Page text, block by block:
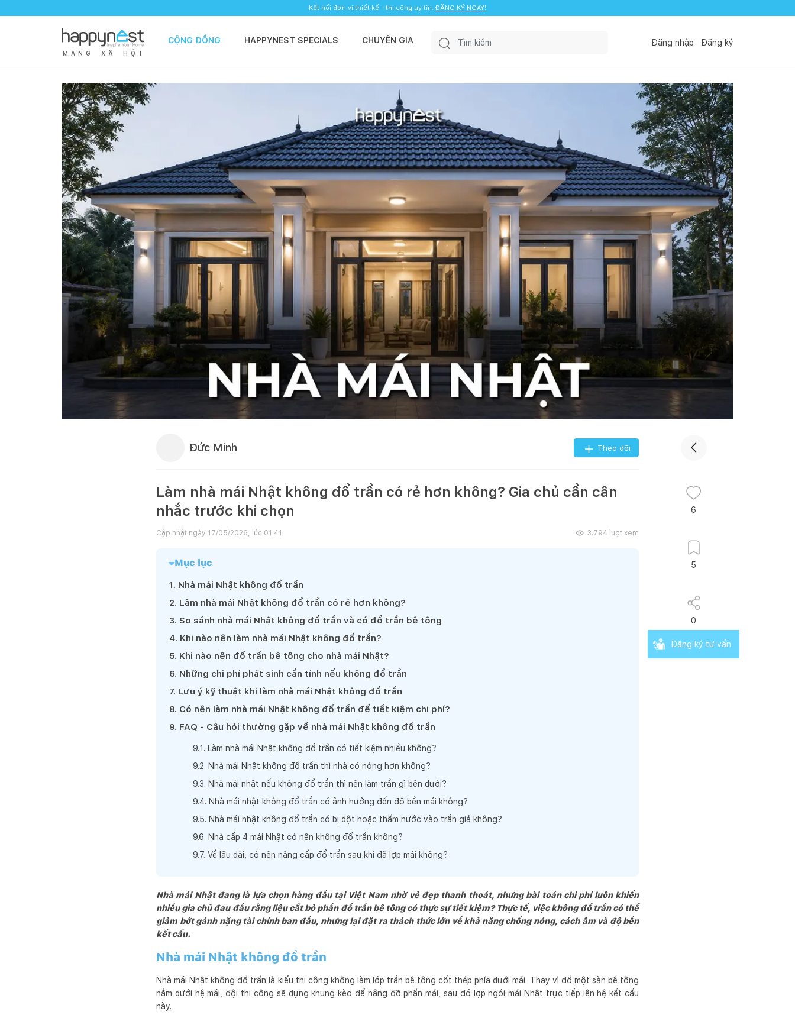
Kết nối đơn vị thiết kế - thi công uy tín. ĐĂNG KÝ NGAY!
M Ạ N G X Ã H Ộ I
CỘNG ĐỒNG HAPPYNEST SPECIALS CHUYÊN GIA Đăng nhập Đăng ký
Đức Minh Theo dõi
Làm nhà mái Nhật không đổ trần có rẻ hơn không? Gia chủ cần cân
nhắc trước khi chọn
Cập nhật ngày 17/05/2026, lúc 01:41 3.794 lượt xem
Mục lục
1. Nhà mái Nhật không đổ trần
2. Làm nhà mái Nhật không đổ trần có rẻ hơn không?
3. So sánh nhà mái Nhật không đổ trần và có đổ trần bê tông
4. Khi nào nên làm nhà mái Nhật không đổ trần?
5. Khi nào nên đổ trần bê tông cho nhà mái Nhật?
6. Những chi phí phát sinh cần tính nếu không đổ trần
7. Lưu ý kỹ thuật khi làm nhà mái Nhật không đổ trần
8. Có nên làm nhà mái Nhật không đổ trần để tiết kiệm chi phí?
9. FAQ - Câu hỏi thường gặp về nhà mái Nhật không đổ trần
9.1 . Làm nhà mái Nhật không đổ trần có tiết kiệm nhiều không?
9.2. Nhà mái Nhật không đổ trần thì nhà có nóng hơn không?
9.3. Nhà mái nhật nếu không đổ trần thì nên làm trần gì bên dưới?
9.4. Nhà mái nhật không đổ trần có ảnh hưởng đến độ bền mái không?
9.5. Nhà mái nhật không đổ trần có bị dột hoặc thấm nước vào trần giả không?
9.6. Nhà cấp 4 mái Nhật có nên không đổ trần không?
9.7. Về lâu dài, có nên nâng cấp đổ trần sau khi đã lợp mái không?
Nhà mái Nhật đang là lựa chọn hàng đầu tại Việt Nam nhờ vẻ đẹp thanh thoát, nhưng bài toán chi phí luôn khiến
nhiều gia chủ đau đầu rằng liệu cắt bỏ phần đổ trần bê tông có thực sự tiết kiệm? Thực tế, việc không đổ trần có thể
giảm bớt gánh nặng tài chính ban đầu, nhưng lại đặt ra thách thức lớn về khả năng chống nóng, cách âm và độ bền
kết cấu.
Nhà mái Nhật không đổ trần
Nhà mái Nhật không đổ trần là kiểu thi công không làm lớp trần bê tông cốt thép phía dưới mái. Thay vì đổ một sàn bê tông
nằm dưới hệ mái, đội thi công sẽ dựng khung kèo để nâng đỡ phần mái, sau đó lợp ngói mái Nhật trực tiếp lên hệ kết cấu
này.
6
5
0
Đăng ký tư vấn